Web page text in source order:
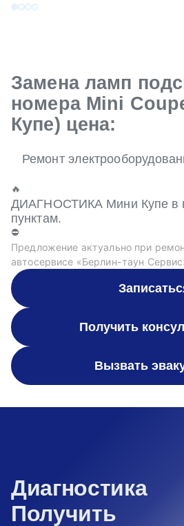
Замена ламп
номера Mini
Купе) цена:
Ремонт
🔥
ДИАГНОСТИКА Мини Купе в
пунктам.
⛔
Предложение актуально при
автосервисе «Берлин-таун
Получить
Вызвать
Диагностика
Получить